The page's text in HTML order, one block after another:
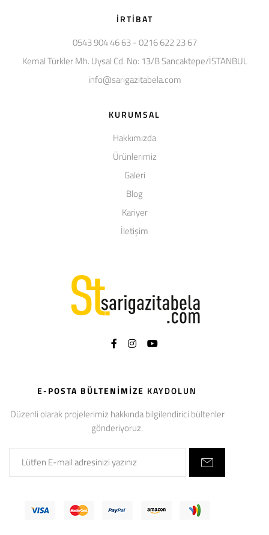
İRTIBAT
0543 904 46 63 - 0216 622 23 67
Kemal Türkler Mh. Uysal Cd. No: 13/B Sancaktepe/İSTANBUL
info@sarigazitabela.com
KURUMSAL
Hakkımızda
Ürünlerimiz
Galeri
Blog
Kariyer
İletişim
E-POSTA BÜLTENIMIZE KAYDOLUN
Düzenli olarak projelerimiz hakkında bilgilendirici bültenler
gönderiyoruz.